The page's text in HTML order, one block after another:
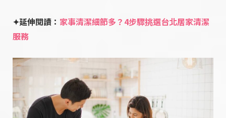
✦延伸閱讀： 家事清潔細節多？4步驟挑選台北居家清潔
服務